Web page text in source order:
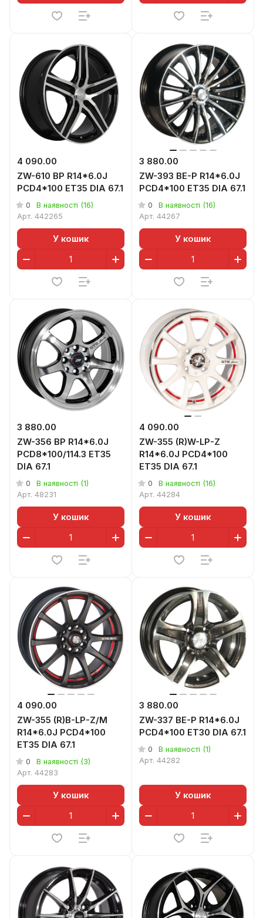
4 090.00
ZW-610 BP R14*6.0J
PCD4*100 ET35 DIA 67.1
0
В наявності (16)
Арт. 442265
У кошик
3 880.00
ZW-393 BE-P R14*6.0J
PCD4*100 ET35 DIA 67.1
0
В наявності (16)
Арт. 44267
У кошик
3 880.00
ZW-356 BP R14*6.0J
PCD8*100/114.3 ET35
DIA 67.1
0
В наявності (1)
Арт. 48231
У кошик
4 090.00
ZW-355 (R)W-LP-Z
R14*6.0J PCD4*100
ET35 DIA 67.1
0
В наявності (16)
Арт. 44284
У кошик
4 090.00
ZW-355 (R)B-LP-Z/M
R14*6.0J PCD4*100
ET35 DIA 67.1
0
В наявності (3)
Арт. 44283
У кошик
3 880.00
ZW-337 BE-P R14*6.0J
PCD4*100 ET30 DIA 67.1
0
В наявності (1)
Арт. 44282
У кошик